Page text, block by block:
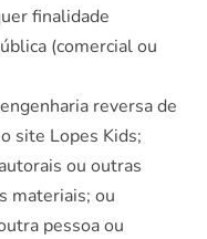
finalidade
(comercial ou
reversa de
site Lopes Kids;
ou outras
materiais; ou
pessoa ou